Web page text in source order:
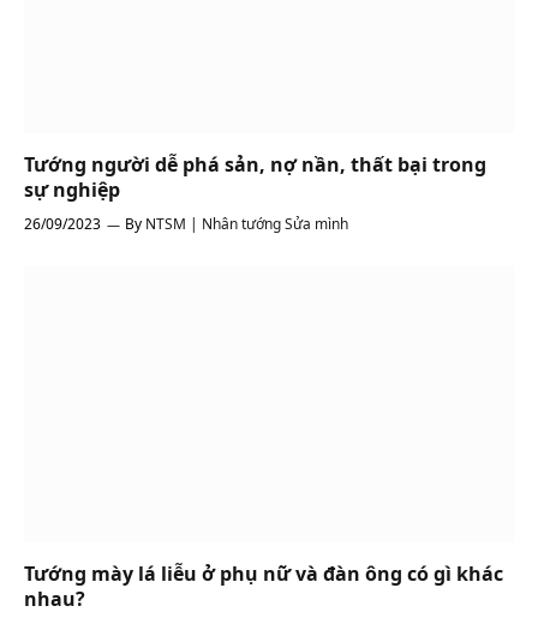
Tướng người dễ phá sản, nợ nần, thất bại trong
sự nghiệp
26/09/2023 By NTSM | Nhân tướng Sửa mình
Tướng mày lá liễu ở phụ nữ và đàn ông có gì khác
nhau?